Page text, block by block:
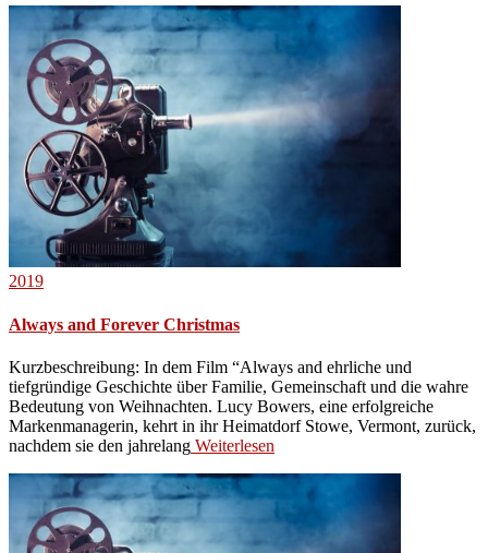
2019
Always and Forever Christmas
Kurzbeschreibung: In dem Film “Always and ehrliche und
tiefgründige Geschichte über Familie, Gemeinschaft und die wahre
Bedeutung von Weihnachten. Lucy Bowers, eine erfolgreiche
Markenmanagerin, kehrt in ihr Heimatdorf Stowe, Vermont, zurück,
nachdem sie den jahrelang Weiterlesen